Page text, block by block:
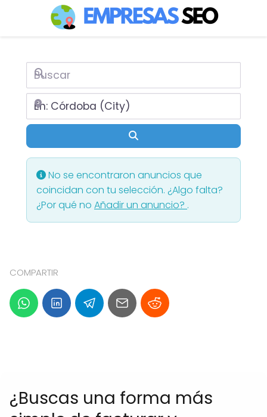
Buscar
Cerca de
No se encontraron anuncios que
coincidan con tu selección. ¿Algo falta?
¿Por qué no Añadir un anuncio? .
COMPARTIR
¿Buscas una forma más